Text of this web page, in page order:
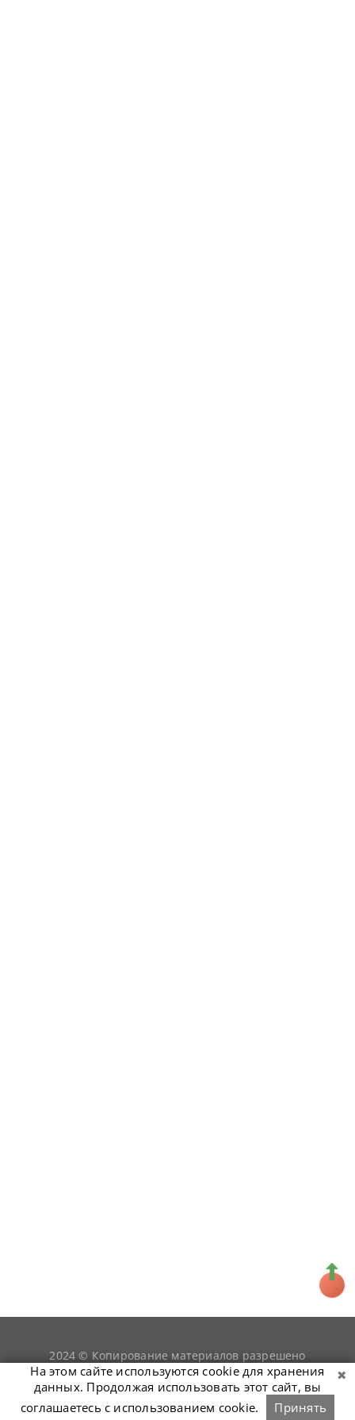
2024 © Копирование материалов разрешено
только при условии гиперссылки наsnookerist.ru
На этом сайте используются cookie для хранения
данных. Продолжая использовать этот сайт, вы
соглашаетесь с использованием cookie.
Принять